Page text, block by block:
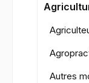
Autres